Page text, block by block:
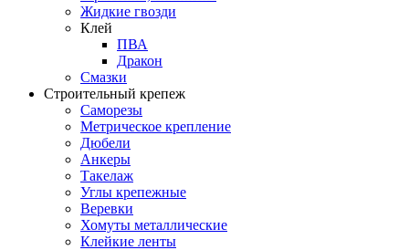
Жидкие гвозди
Клей
ПВА
Дракон
Смазки
Строительный крепеж
Саморезы
Метрическое крепление
Дюбели
Анкеры
Такелаж
Углы крепежные
Веревки
Хомуты металлические
Клейкие ленты